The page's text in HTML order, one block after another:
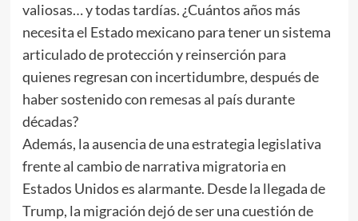
valiosas… y todas tardías. ¿Cuántos años más
necesita el Estado mexicano para tener un sistema
articulado de protección y reinserción para
quienes regresan con incertidumbre, después de
haber sostenido con remesas al país durante
décadas?
Además, la ausencia de una estrategia legislativa
frente al cambio de narrativa migratoria en
Estados Unidos es alarmante. Desde la llegada de
Trump, la migración dejó de ser una cuestión de